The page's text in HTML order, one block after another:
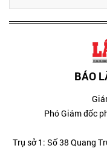
BÁO
Phó Giám đốc
Trụ sở 1: Số 38 Quang